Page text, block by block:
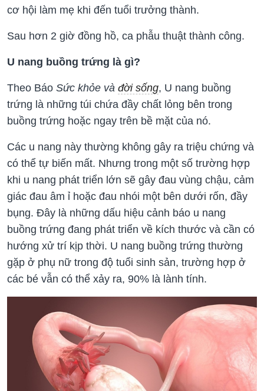
cơ hội làm mẹ khi đến tuổi trưởng thành.
Sau hơn 2 giờ đồng hồ, ca phẫu thuật thành công.
U nang buồng trứng là gì?
Theo Báo Sức khỏe và đời sống, U nang buồng
trứng là những túi chứa đầy chất lỏng bên trong
buồng trứng hoặc ngay trên bề mặt của nó.
Các u nang này thường không gây ra triệu chứng và
có thể tự biến mất. Nhưng trong một số trường hợp
khi u nang phát triển lớn sẽ gây đau vùng chậu, cảm
giác đau âm ỉ hoặc đau nhói một bên dưới rốn, đầy
bụng. Đây là những dấu hiệu cảnh báo u nang
buồng trứng đang phát triển về kích thước và cần có
hướng xử trí kịp thời. U nang buồng trứng thường
gặp ở phụ nữ trong độ tuổi sinh sản, trường hợp ở
các bé vẫn có thể xảy ra, 90% là lành tính.